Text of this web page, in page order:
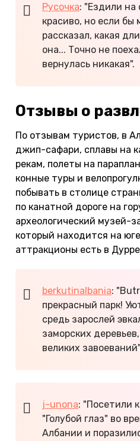
Русочка: "Ездили на
красиво, но если бы
рассказал, какая
она... Точно не
вернулась никакая".
Отзывы о
По отзывам туристов, в
джип-сафари, сплавы на
рекам, полеты на
конные туры и
побывать в столице
по канатной дороге на
археологический музей-
который находится на
аттракционы есть в
berkutinalbania:
прекрасный парк!
средь зарослей
заморских
великих
j-unona: "Посетили
"Голубой глаз" во
Албании и